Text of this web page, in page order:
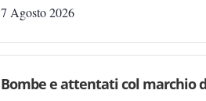
7 Agosto 2026
Bombe e attentati col marchio